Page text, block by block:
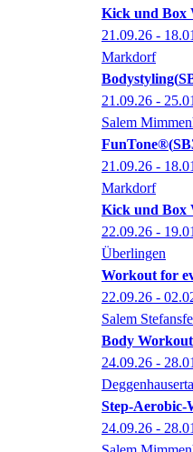
Kick und Box
21.09.26 -
Markdorf
Bodystyling
21.09.26 -
Salem
FunTone®
21.09.26 -
Markdorf
Kick und Box
22.09.26 -
Überlingen
Workout for
22.09.26 -
Salem
Body Workout
24.09.26 -
Step-Aerobic-
24.09.26 -